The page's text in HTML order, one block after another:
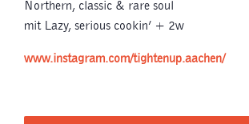
Northern, classic & rare soul
mit Lazy, serious cookin’ + 2w
www.instagram.com/tightenup.aachen/